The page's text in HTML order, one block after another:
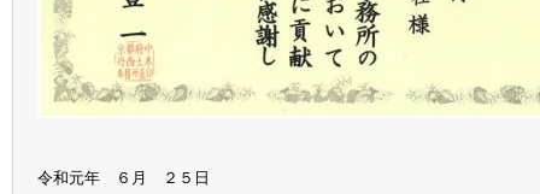
令和元年 ６月 ２５日